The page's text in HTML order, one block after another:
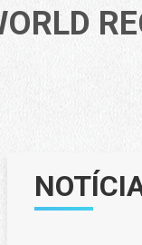
como o Maior Réveillon